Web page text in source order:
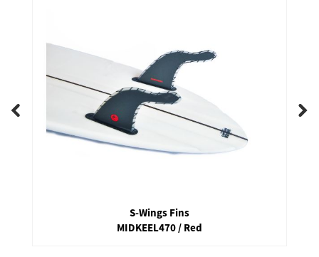
S-Wings Fins
MIDKEEL470 / Red